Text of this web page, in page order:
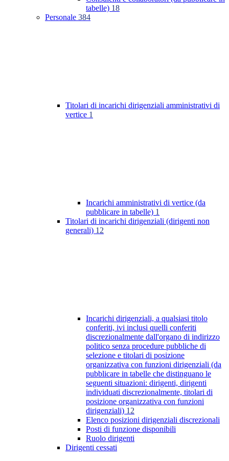
tabelle) 18
Personale 384
Titolari di incarichi dirigenziali amministrativi di
vertice 1
Incarichi amministrativi di vertice (da
pubblicare in tabelle) 1
Titolari di incarichi dirigenziali (dirigenti non
generali) 12
Incarichi dirigenziali, a qualsiasi titolo
conferiti, ivi inclusi quelli conferiti
discrezionalmente dall'organo di indirizzo
politico senza procedure pubbliche di
selezione e titolari di posizione
organizzativa con funzioni dirigenziali (da
pubblicare in tabelle che distinguano le
seguenti situazioni: dirigenti, dirigenti
individuati discrezionalmente, titolari di
posizione organizzativa con funzioni
dirigenziali) 12
Elenco posizioni dirigenziali discrezionali
Posti di funzione disponibili
Ruolo dirigenti
Dirigenti cessati